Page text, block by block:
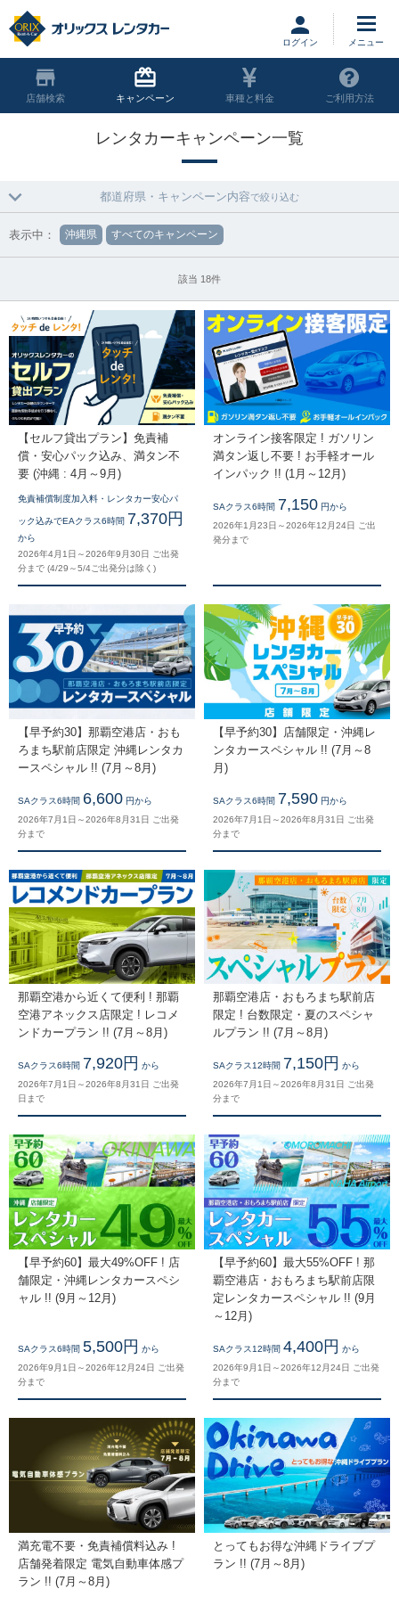
ログイン
店舗 キャンペーン 車種と料金 ご利用方法
レンタカーキャンペーン一覧
都道府県・キャンペーン内容で絞り込む
表示中： 沖縄県 すべてのキャンペーン
該当 18件
【セルフ貸出プラン】免責補
償・安心パック込み、満タン不
要 (沖縄 : 4月～9月)
免責補償制度加入料・レンタカー安心パ
ック込みでEAクラス6時間 7,370円
から
2026年4月1日～2026年9月30日 ご出発
分まで (4/29～5/4ご出発分は除く)
オンライン接客限定 ! ガソリン
満タン返し不要 ! お手軽オール
インパック !! (1月～12月)
SAクラス6時間 7,150 円から
2026年1月23日～2026年12月24日 ご出
発分まで
【早予約30】那覇空港店・おも
ろまち駅前店限定 沖縄レンタカ
ースペシャル !! (7月～8月)
SAクラス6時間 6,600 円から
2026年7月1日～2026年8月31日 ご出発
分まで
【早予約30】店舗限定・沖縄レ
ンタカースペシャル !! (7月～8
月)
SAクラス6時間 7,590 円から
2026年7月1日～2026年8月31日 ご出発
分まで
那覇空港から近くて便利 ! 那覇
空港アネックス店限定 ! レコメ
ンドカープラン !! (7月～8月)
SAクラス6時間 7,920円 から
2026年7月1日～2026年8月31日 ご出発
日まで
那覇空港店・おもろまち駅前店
限定 ! 台数限定・夏のスペシャ
ルプラン !! (7月～8月)
SAクラス12時間 7,150円 から
2026年7月1日～2026年8月31日 ご出発
分まで
【早予約60】最大49%OFF ! 店
舗限定・沖縄レンタカースペシ
ャル !! (9月～12月)
SAクラス6時間 5,500円 から
2026年9月1日～2026年12月24日 ご出発
分まで
【早予約60】最大55%OFF ! 那
覇空港店・おもろまち駅前店限
定レンタカースペシャル !! (9月
～12月)
SAクラス12時間 4,400円 から
2026年9月1日～2026年12月24日 ご出発
分まで
満充電不要・免責補償料込み !
店舗発着限定 電気自動車体感プ
ラン !! (7月～8月)
とってもお得な沖縄ドライブプ
ラン !! (7月～8月)